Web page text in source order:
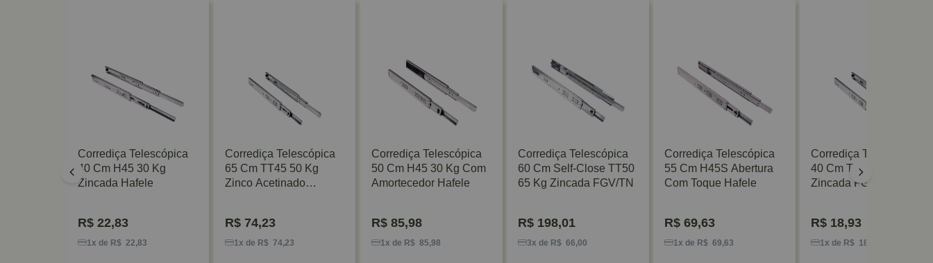
Corrediça Telescópica
40 Cm H45 30 Kg
Zincada Hafele
R$ 22,83
1x de R$ 22,83
Corrediça Telescópica
65 Cm TT45 50 Kg
Zinco Acetinado
R$74,23
1x de R$ 74,23
Corrediça Telescópica
50 Cm H45 30 Kg Com
Amortecedor Hafele
R$85,98
1x de R$ 85,98
Corrediça Telescópica
60 Cm Self-Close TT50
65 Kg Zincada FGV/TN
R$198,01
3x de R$ 66,00
Corrediça Telescópica
55 Cm H45S Abertura
Com Toque Hafele
R$ 69,63
1x de R$ 69,63
Corrediça Telescópica
40 Cm TN H45 35 Kg
Zincada FGV/TN
R$ 18,93
1x de R$ 18,93